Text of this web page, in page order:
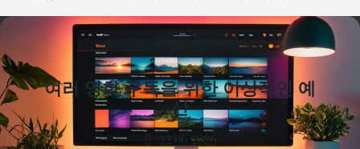
뛰
여러 영화 구독을 위한 이상적인 예
산
22.06.2026